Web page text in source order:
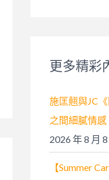
:更多精彩
施匡翹與JC
之間細膩情感
2026 年 8 月 8
【Summer